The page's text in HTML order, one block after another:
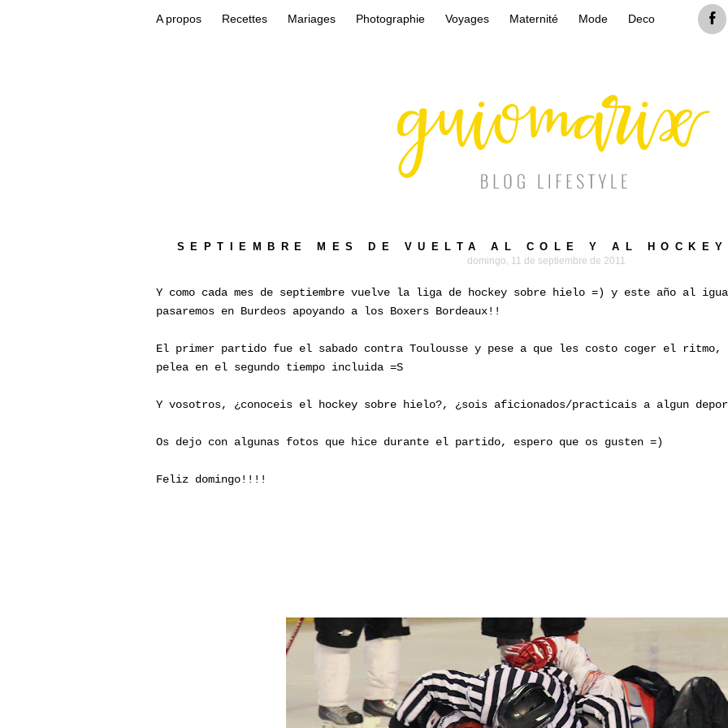
A propos Recettes Mariages Photographie Voyages Maternité Mode Deco
SEPTIEMBRE MES DE VUELTA AL COLE Y AL
domingo, 11 de septiembre de 2011
Y como cada mes de septiembre vuelve la liga de hockey sobre hielo =) y este año al
pasaremos en Burdeos apoyando a los Boxers Bordeaux!!
El primer partido fue el sabado contra Toulousse y pese a que les costo coger el
pelea en el segundo tiempo incluida =S
Y vosotros, ¿conoceis el hockey sobre hielo?, ¿sois aficionados/practicais a algun
Os dejo con algunas fotos que hice durante el partido, espero que os gusten =)
Feliz domingo!!!!